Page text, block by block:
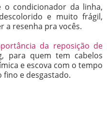
o condicionador da linha,
e muito frágil,
a resenha pra vocês.
da reposição de
para quem tem cabelos
e escova com o tempo
fino e desgastado.